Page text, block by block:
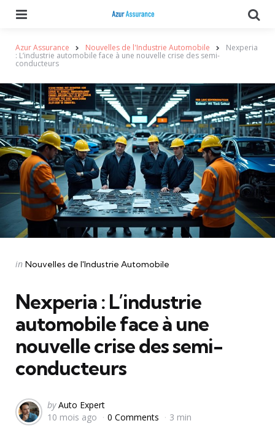
Azur Assurance Nouvelles de l'Industrie Automobile Nexperia
: L’industrie automobile face à une nouvelle crise des semi-
conducteurs
Categories
Posted
in Nouvelles de l'Industrie Automobile
Nexperia : L’industrie
automobile face à une
nouvelle crise des semi-
conducteurs
Posted
by
by Auto Expert
10 mois ago
0 Comments 3 min